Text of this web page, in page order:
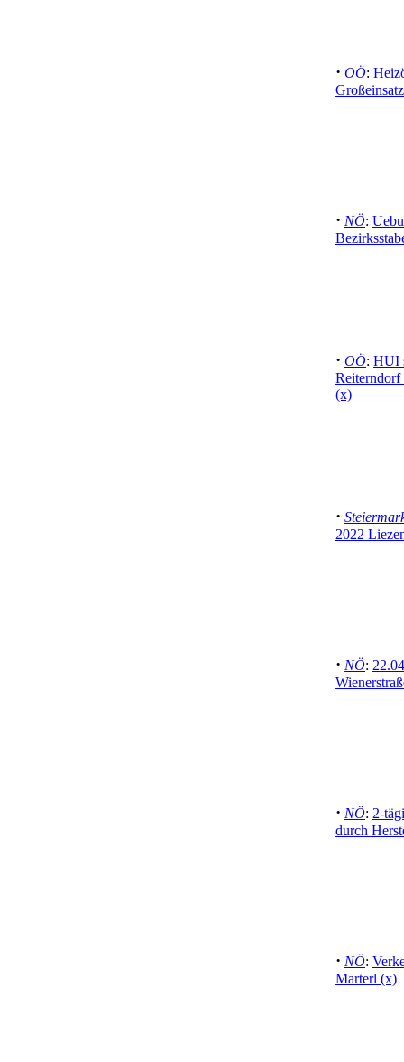
· OÖ:
· NÖ:
· OÖ: HUI
(x)
·
2022
· NÖ:
· NÖ: 2-
durch
· NÖ:
Marterl (x)